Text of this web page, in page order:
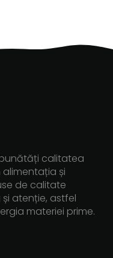
calitatea
și
de calitate
atenție, astfel
materiei prime.